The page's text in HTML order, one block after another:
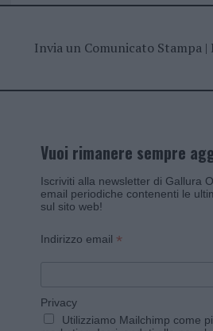
Invia un Comunicato Stampa|
Vuoi rimanere sempre
Iscriviti alla newsletter di Gallura
email periodiche contenenti le
sul sito web!
Indirizzo email *
Privacy
Utilizziamo Mailchimp come